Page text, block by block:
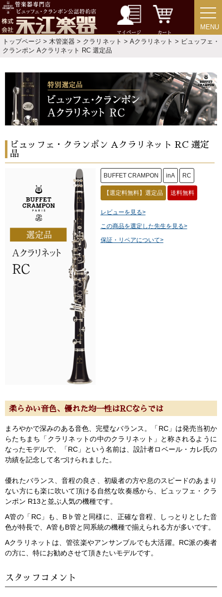
マイページ カート
MENU
MENU
トップページ >木管楽器 > クラリネット > Aクラリネット > ビュッフェ・
クランポン Aクラリネット RC 選定品
ビュッフェ・クランポン Aクラリネット RC 選定
品
BUFFET CRAMPON inA RC
【選定料無料】選定品 送料無料
レビューを見る>
この商品を選定した先生を見る>
保証・リペアについて>
柔らかい音色、優れた均一性はRCならでは
まろやかで深みのある音色、完璧なバランス。「RC」は発売当初か
らたちまち「クラリネットの中のクラリネット」と称されるように
なったモデルで、「RC」という名前は、設計者ロベール・カレ氏の
功績を記念して名づけられました。
優れたバランス、音程の良さ、初級者の方や息のスピードのあまり
ない方にも楽に吹いて頂ける自然な吹奏感から、ビュッフェ・クラ
ンポン R13と並ぶ人気の機種です。
A管の「RC」も、B♭管と同様に、正確な音程、しっとりとした音
色が特長で、A管もB管と同系統の機種で揃えられる方が多いです。
Aクラリネットは、管弦楽やアンサンブルでも大活躍。RC派の奏者
の方に、特にお勧めさせて頂きたいモデルです。
スタッフコメント